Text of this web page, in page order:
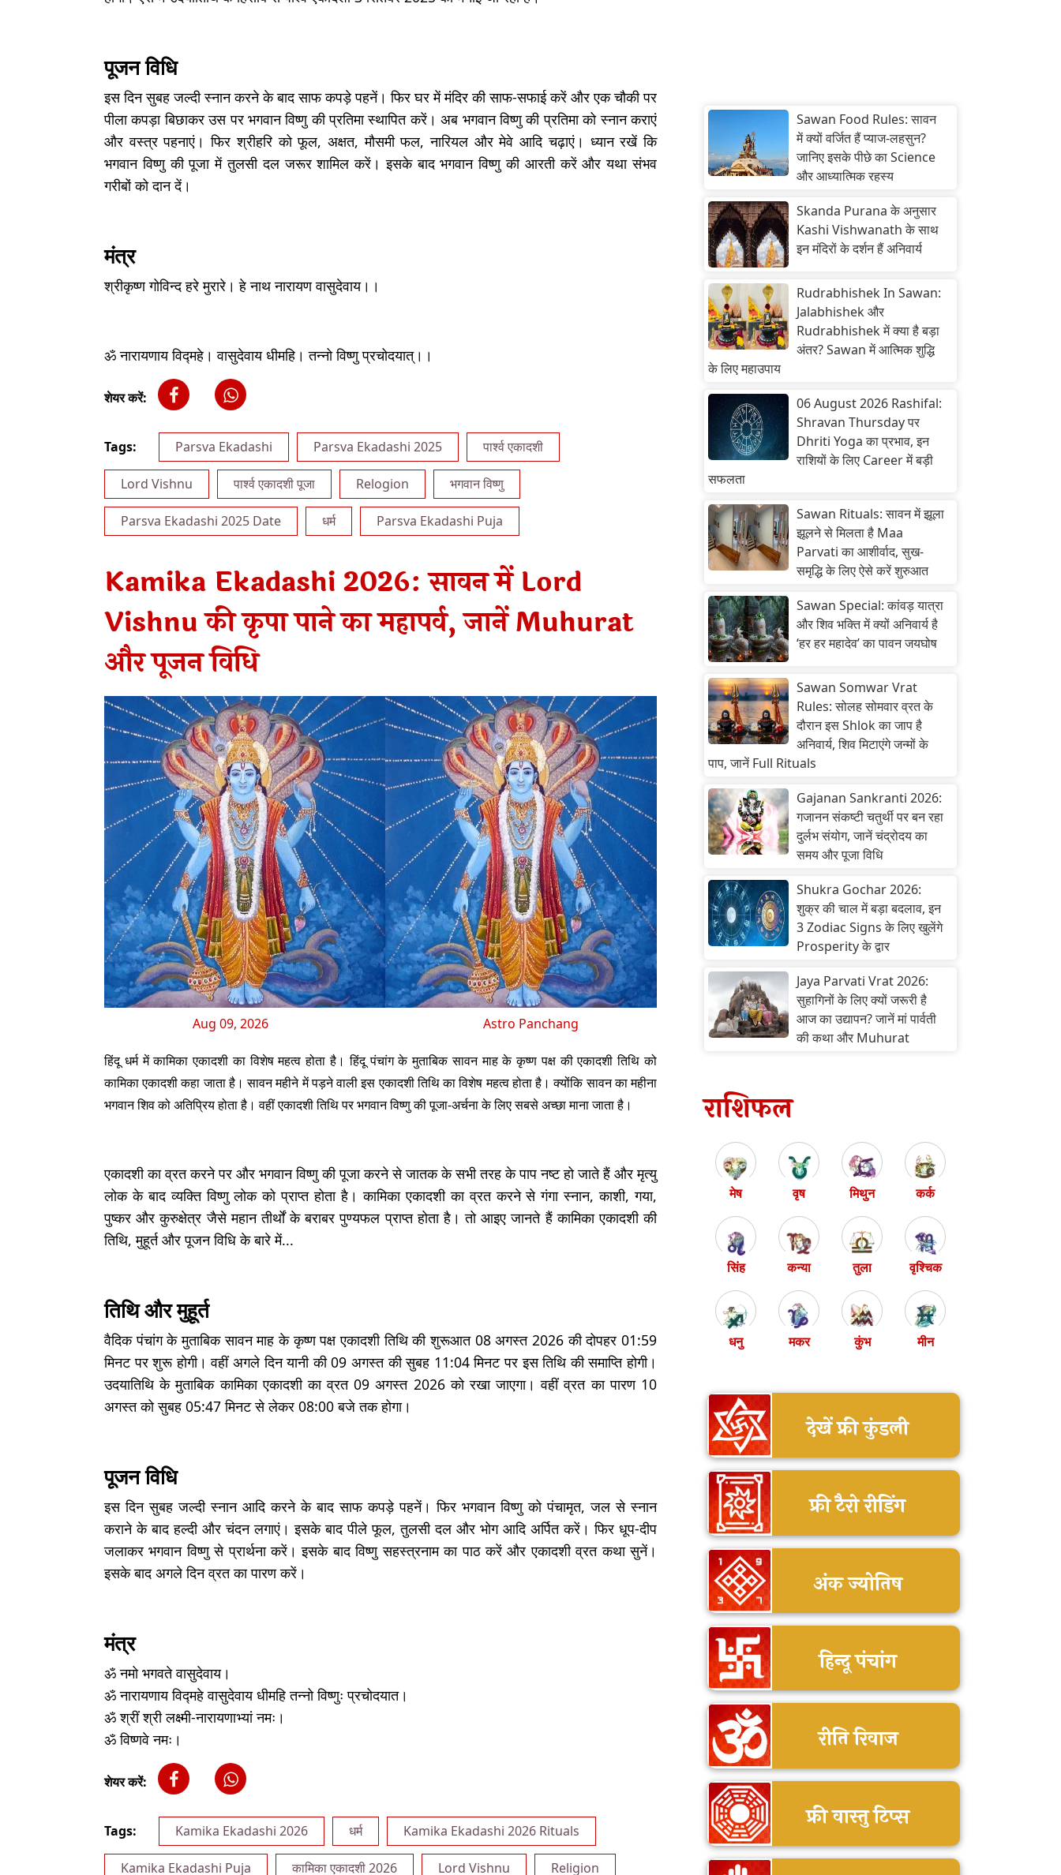
पूजन विधि
इस दिन सुबह जल्दी स्नान करने के बाद साफ कपड़े पहनें। फिर घर में मंदिर की साफ-सफाई करें और एक चौकी पर
पीला कपड़ा बिछाकर उस पर भगवान विष्णु की प्रतिमा स्थापित करें। अब भगवान विष्णु की प्रतिमा को स्नान कराएं
और वस्त्र पहनाएं। फिर श्रीहरि को फूल, अक्षत, मौसमी फल, नारियल और मेवे आदि चढ़ाएं। ध्यान रखें कि
भगवान विष्णु की पूजा में तुलसी दल जरूर शामिल करें। इसके बाद भगवान विष्णु की आरती करें और यथा संभव
गरीबों को दान दें।
मंत्र
श्रीकृष्ण गोविन्द हरे मुरारे। हे नाथ नारायण वासुदेवाय।।
ॐ नारायणाय विद्महे। वासुदेवाय धीमहि। तन्नो विष्णु प्रचोदयात्।।
शेयर करें:
Tags: Parsva Ekadashi Parsva Ekadashi 2025 पार्श्व एकादशी
Lord Vishnu पार्श्व एकादशी पूजा Relogion भगवान विष्णु
Parsva Ekadashi 2025 Date धर्म Parsva Ekadashi Puja
Kamika Ekadashi 2026: सावन में Lord
Vishnu की कृपा पाने का महापर्व, जानें Muhurat
और पूजन विधि
Aug 09, 2026 Astro Panchang
हिंदू धर्म में कामिका एकादशी का विशेष महत्व होता है। हिंदू पंचांग के मुताबिक सावन माह के कृष्ण पक्ष की एकादशी तिथि को
कामिका एकादशी कहा जाता है। सावन महीने में पड़ने वाली इस एकादशी तिथि का विशेष महत्व होता है। क्योंकि सावन का महीना
भगवान शिव को अतिप्रिय होता है। वहीं एकादशी तिथि पर भगवान विष्णु की पूजा-अर्चना के लिए सबसे अच्छा माना जाता है।
एकादशी का व्रत करने पर और भगवान विष्णु की पूजा करने से जातक के सभी तरह के पाप नष्ट हो जाते हैं और मृत्यु
लोक के बाद व्यक्ति विष्णु लोक को प्राप्त होता है। कामिका एकादशी का व्रत करने से गंगा स्नान, काशी, गया,
पुष्कर और कुरुक्षेत्र जैसे महान तीर्थों के बराबर पुण्यफल प्राप्त होता है। तो आइए जानते हैं कामिका एकादशी की
तिथि, मुहूर्त और पूजन विधि के बारे में...
तिथि और मुहूर्त
वैदिक पंचांग के मुताबिक सावन माह के कृष्ण पक्ष एकादशी तिथि की शुरूआत 08 अगस्त 2026 की दोपहर 01:59
मिनट पर शुरू होगी। वहीं अगले दिन यानी की 09 अगस्त की सुबह 11:04 मिनट पर इस तिथि की समाप्ति होगी।
उदयातिथि के मुताबिक कामिका एकादशी का व्रत 09 अगस्त 2026 को रखा जाएगा। वहीं व्रत का पारण 10
अगस्त को सुबह 05:47 मिनट से लेकर 08:00 बजे तक होगा।
पूजन विधि
इस दिन सुबह जल्दी स्नान आदि करने के बाद साफ कपड़े पहनें। फिर भगवान विष्णु को पंचामृत, जल से स्नान
कराने के बाद हल्दी और चंदन लगाएं। इसके बाद पीले फूल, तुलसी दल और भोग आदि अर्पित करें। फिर धूप-दीप
जलाकर भगवान विष्णु से प्रार्थना करें। इसके बाद विष्णु सहस्त्रनाम का पाठ करें और एकादशी व्रत कथा सुनें।
इसके बाद अगले दिन व्रत का पारण करें।
मंत्र
ॐ नमो भगवते वासुदेवाय।
ॐ नारायणाय विद्महे वासुदेवाय धीमहि तन्नो विष्णुः प्रचोदयात।
ॐ श्रीं श्री लक्ष्मी-नारायणाभ्यां नमः।
ॐ विष्णवे नमः।
शेयर करें:
Tags: Kamika Ekadashi 2026 धर्म Kamika Ekadashi 2026 Rituals
Kamika Ekadashi Puja कामिका एकादशी 2026 Lord Vishnu Religion
Sawan Food Rules: सावन
में क्यों वर्जित हैं प्याज-लहसुन?
जानिए इसके पीछे का Science
और आध्यात्मिक रहस्य
Skanda Purana के अनुसार
Kashi Vishwanath के साथ
इन मंदिरों के दर्शन हैं अनिवार्य
Rudrabhishek In Sawan:
Jalabhishek और
Rudrabhishek में क्या है बड़ा
अंतर? Sawan में आत्मिक शुद्धि
के लिए महाउपाय
06 August 2026 Rashifal:
Shravan Thursday पर
Dhriti Yoga का प्रभाव, इन
राशियों के लिए Career में बड़ी
सफलता
Sawan Rituals: सावन में झूला
झूलने से मिलता है Maa
Parvati का आशीर्वाद, सुख-
समृद्धि के लिए ऐसे करें शुरुआत
Sawan Special: कांवड़ यात्रा
और शिव भक्ति में क्यों अनिवार्य है
‘हर हर महादेव’ का पावन जयघोष
Sawan Somwar Vrat
Rules: सोलह सोमवार व्रत के
दौरान इस Shlok का जाप है
अनिवार्य, शिव मिटाएंगे जन्मों के
पाप, जानें Full Rituals
Gajanan Sankranti 2026:
गजानन संकष्टी चतुर्थी पर बन रहा
दुर्लभ संयोग, जानें चंद्रोदय का
समय और पूजा विधि
Shukra Gochar 2026:
शुक्र की चाल में बड़ा बदलाव, इन
3 Zodiac Signs के लिए खुलेंगे
Prosperity के द्वार
Jaya Parvati Vrat 2026:
सुहागिनों के लिए क्यों जरूरी है
आज का उद्यापन? जानें मां पार्वती
की कथा और Muhurat
राशिफल
मेष वृष मिथुन कर्क
सिंह कन्या तुला वृश्चिक
धनु मकर कुंभ मीन
देखें फ्री कुंडली
फ्री टैरो रीडिंग
अंक ज्योतिष
हिन्दू पंचांग
रीति रिवाज
फ्री वास्तु टिप्स